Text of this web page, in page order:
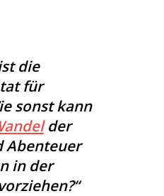
die
für
sonst kann
der
Abenteuer
in der